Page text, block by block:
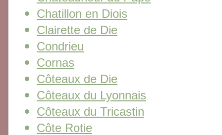
Chatillon en Diois
Clairette de Die
Condrieu
Cornas
Côteaux de Die
Côteaux du Lyonnais
Côteaux du Tricastin
Côte Rotie